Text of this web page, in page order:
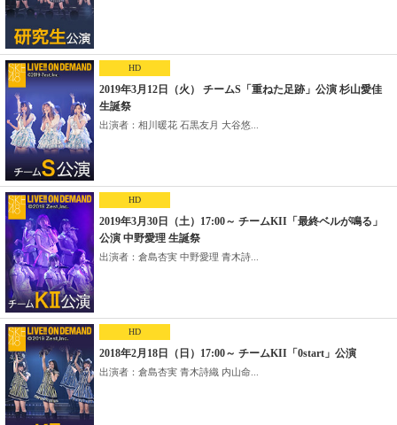
HD
2019年3月12日（火） チームS「重ねた足跡」公演 杉山愛佳
生誕祭
出演者：相川暖花 石黒友月 大谷悠...
HD
2019年3月30日（土）17:00～ チームKII「最終ベルが鳴る」
公演 中野愛理 生誕祭
出演者：倉島杏実 中野愛理 青木詩...
HD
2018年2月18日（日）17:00～ チームKII「0start」公演
出演者：倉島杏実 青木詩織 内山命...